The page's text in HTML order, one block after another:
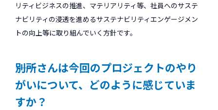
リティビジネスの推進、マテリアリティ等、社員へのサステ
ナビリティの浸透を進めるサステナビリティエンゲージメン
トの向上等に取り組んでいく方針です。
――別所さんは今回のプロジェクトのやり
がいについて、どのように感じていま
すか？